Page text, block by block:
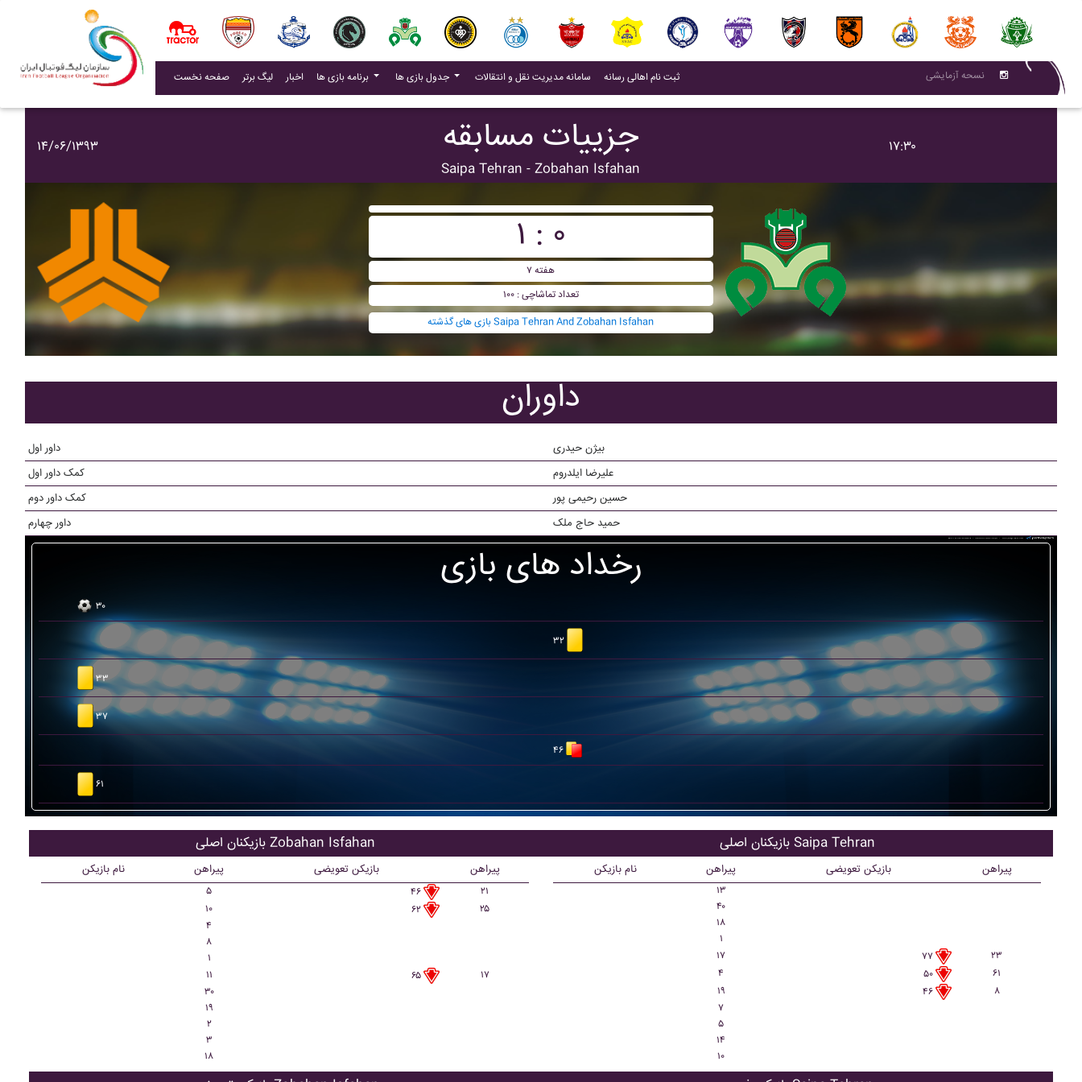
صفحه نخست لیگ برتر اخبار(current) برنامه بازی ها جدول بازی ها سامانه مدیریت نقل و انتقالات (current)
ثبت نام اهالی رسانه(current) نسحه آزمایشی
۱۴/۰۶/۱۳۹۳ جزییات مسابقه
Saipa Tehran - Zobahan Isfahan
۱۷:۳۰
۱ : ۰
هفته ۷
تعداد تماشاچی : ۱۰۰
بازی های گذشته Saipa Tehran And Zobahan Isfahan
داوران
داور اول
بیژن حیدری
کمک داور اول
علیرضا ایلدروم
کمک داور دوم
حسین رحیمی پور
داور چهارم
حمید حاج ملک
رخداد های بازی
۳۰
۳۲
۳۳
۳۷
۴۶
۶۱
بازیکنان اصلی Zobahan Isfahan
نام بازیکن پیراهن بازیکن تعویضی پیراهن
۵ ۴۶
۲۱
۱۰
۶۲
۲۵
۴
۸
۱
۱۱
۶۵
۱۷
۳۰
۱۹
۲
۳
۱۸
بازیکنان اصلی Saipa Tehran
نام بازیکن پیراهن بازیکن تعویضی پیراهن
۱۳
۴۰
۱۸
۱
۱۷
۷۷
۲۳
۴
۵۰
۶۱
۱۹
۴۶
۸
۷
۵
۱۴
۱۰